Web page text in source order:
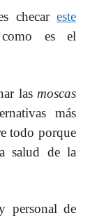
checar este
es el
las moscas
más
todo porque
salud de la
personal de